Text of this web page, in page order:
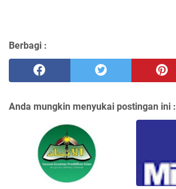
Berbagi :
Anda mungkin menyukai postingan ini :